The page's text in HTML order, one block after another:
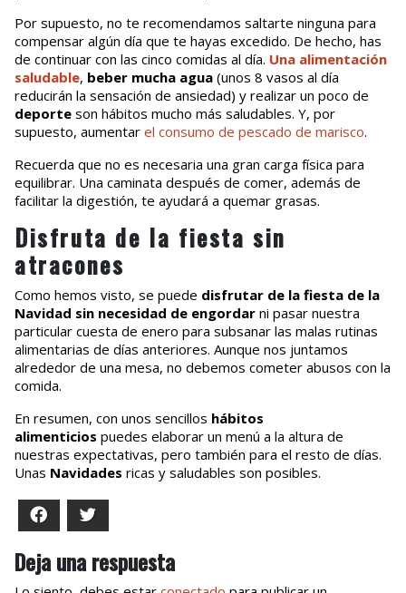
Por supuesto, no te recomendamos saltarte ninguna para
compensar algún día que te hayas excedido. De hecho, has
de continuar con las cinco comidas al día. Una alimentación
saludable, beber mucha agua (unos 8 vasos al día
reducirán la sensación de ansiedad) y realizar un poco de
deporte son hábitos mucho más saludables. Y, por
supuesto, aumentar el consumo de pescado de marisco.
Recuerda que no es necesaria una gran carga física para
equilibrar. Una caminata después de comer, además de
facilitar la digestión, te ayudará a quemar grasas.
Disfruta de la fiesta sin
atracones
Como hemos visto, se puede disfrutar de la fiesta de la
Navidad sin necesidad de engordar ni pasar nuestra
particular cuesta de enero para subsanar las malas rutinas
alimentarias de días anteriores. Aunque nos juntamos
alrededor de una mesa, no debemos cometer abusos con la
comida.
En resumen, con unos sencillos hábitos
alimenticios puedes elaborar un menú a la altura de
nuestras expectativas, pero también para el resto de días.
Unas Navidades ricas y saludables son posibles.
Facebook
Deja una respuesta